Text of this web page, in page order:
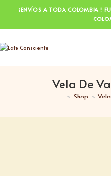
¡ENVÍOS A TODA COLOMBIA !
Vela De
> Shop >